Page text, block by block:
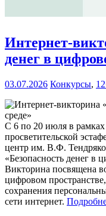
Интернет-
денег в
03.07.2026 Конкурсы,
С 6 по 20 июля в рамках
просветительской
центр им. В.Ф.
«Безопасность денег в
Викторина посвящена
цифровом
сохранения
сети интернет.